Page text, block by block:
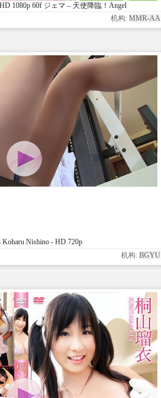
1080p 60f ジェマ – 天使降臨！Angel
机构: MMR-AA
Nishino - HD 720p
机构: BGYU